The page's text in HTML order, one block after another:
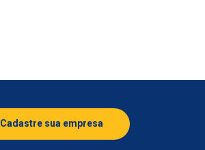
Cadastre sua empresa